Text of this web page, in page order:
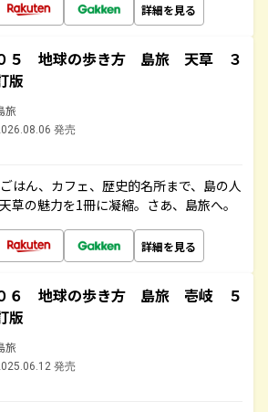
詳細を見る
５ 地球の歩き方 島旅 天草 ３
版
旅
発売
はん、カフェ、歴史的名所まで、島の人
草の魅力を1冊に凝縮。さあ、島旅へ。
詳細を見る
６ 地球の歩き方 島旅 壱岐 ５
版
旅
発売